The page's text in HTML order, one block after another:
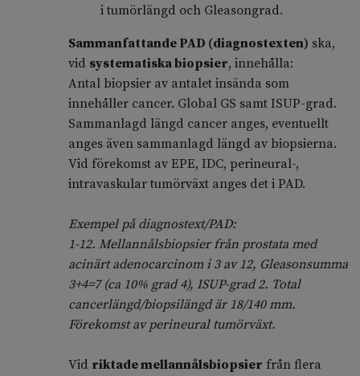
i tumörlängd och Gleasongrad.
Sammanfattande PAD (diagnostexten) ska,
vid systematiska biopsier, innehålla:
Antal biopsier av antalet insända som
innehåller cancer. Global GS samt ISUP-grad.
Sammanlagd längd cancer anges, eventuellt
anges även sammanlagd längd av biopsierna.
Vid förekomst av EPE, IDC, perineural-,
intravaskular tumörväxt anges det i PAD.
Exempel på diagnostext/PAD:
1-12. Mellannålsbiopsier från prostata med
acinärt adenocarcinom i 3 av 12, Gleasonsumma
3+4=7 (ca 10% grad 4), ISUP-grad 2. Total
cancerlängd/biopsilängd är 18/140 mm.
Förekomst av perineural tumörväxt.
Vid riktade mellannålsbiopsier från flera